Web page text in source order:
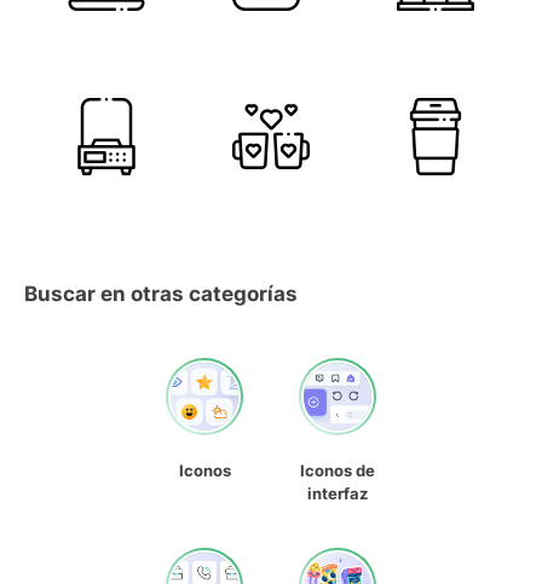
Buscar en otras categorías
Iconos
Iconos de
interfaz